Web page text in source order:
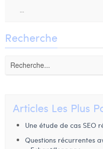
Elio Civalleri
Floriane Defacqz
Hanne Van Loock
Jonas Geiregat
Justine Cremer
...
Recherche
Articles Les Plus
Une étude de cas SEO
Questions récurrentes